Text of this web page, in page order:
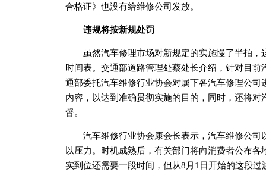
合格证》也没有给维修公司发放。
违规将按新规处罚
虽然汽车修理市场对新规定的实施慢了半拍，
时间表。交通部道路管理处蔡处长介绍，针对目
通部委托汽车维修行业协会对属下各汽车修理公
内容，以达到准确贯彻实施的目的，同时，还将
督。
汽车维修行业协会康会长表示，汽车维修公司
以压力。时机成熟后，有关部门将向消费者公布
实到位还需要一段时间，但从8月1日开始的这段